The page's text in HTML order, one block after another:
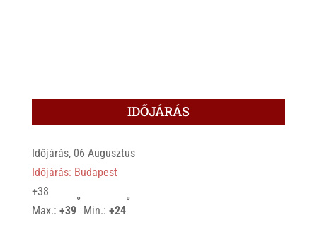
IDŐJÁRÁS
Időjárás, 06 Augusztus
Időjárás: Budapest
+38
Max.: +39
°
Min.: +24
°